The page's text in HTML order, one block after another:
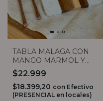
TABLA MALAGA CON
MANGO MARMOL Y
ACACIA
$22.999
$18.399,20 con Efectivo
(PRESENCIAL en locales)